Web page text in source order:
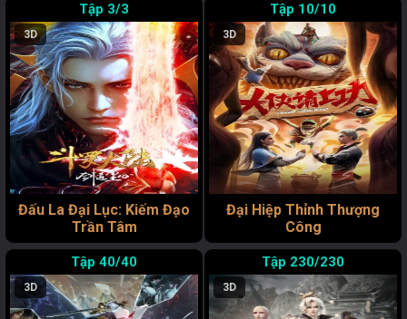
3/3
3D
Đấu La Đại Lục: Kiếm Đạo
Trần Tâm
10/10
3D
Đại Hiệp Thỉnh Thượng
Công
40/40
3D
230/230
3D